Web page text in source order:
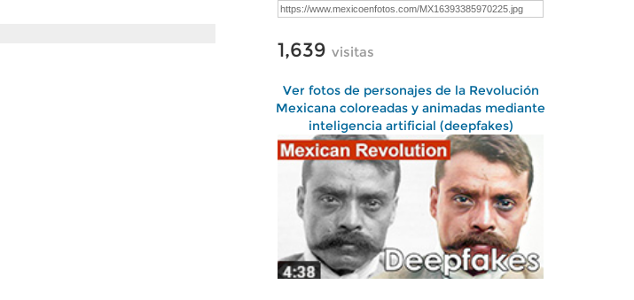
1,639 visitas
Ver fotos de personajes de la Revolución
Mexicana coloreadas y animadas mediante
inteligencia artificial (deepfakes)